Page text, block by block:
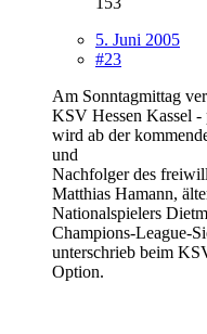
5. Juni 2005
#23
Am Sonntagmittag
KSV Hessen Kassel -
wird ab der
und
Nachfolger des
Matthias Hamann,
Nationalspielers
Champions-League-
unterschrieb beim
Option.